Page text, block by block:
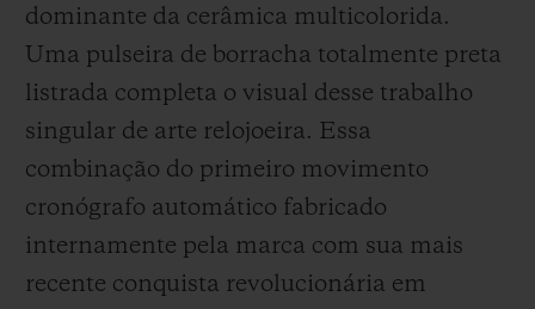
dominante da cerâmica multicolorida.
Uma pulseira de borracha totalmente preta
listrada completa o visual desse trabalho
singular de arte relojoeira. Essa
combinação do primeiro movimento
cronógrafo automático fabricado
internamente pela marca com sua mais
recente conquista revolucionária em